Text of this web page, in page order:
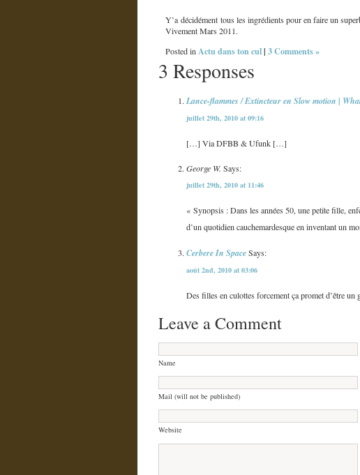
Y’a décidément tous les ingrédients pour en faire un
Vivement Mars 2011.
Posted inActu dans ton cul| 3 Comments »
3 Responses
Lance-flammes / Extincteur en Slow motion |
juillet 29th, 2010 at 09:16
[…] Via DFBB & Ufunk […]
George W. Says:
juillet 29th, 2010 at 11:46
« Synopsis : Dans les années 50, une petite fille,
d’un quotidien cauchemardesque en inventant
Cerbere In SpaceSays:
août 2nd, 2010 at 03:06
Des filles en culottes forcement ça promet d’être un
Leave a Comment
Name
Mail (will not be published)
Website